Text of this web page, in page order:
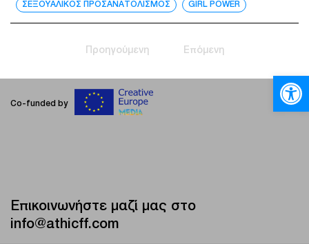
ΣΕΞΟΥΑΛΙΚΟΣ ΠΡΟΣΑΝΑΤΟΛΙΣΜΟΣ GIRL POWER
Προηγούμενη Επόμενη
Co-funded by
Επικοινωνήστε μαζί μας στο
info@athicff.com